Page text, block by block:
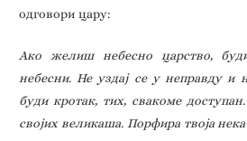
одговори цару:
Ако желиш небесно царство,
небесни. Не уздај се у неправду и
буди кротак, тих, свакоме
својих великаша. Порфира твоја